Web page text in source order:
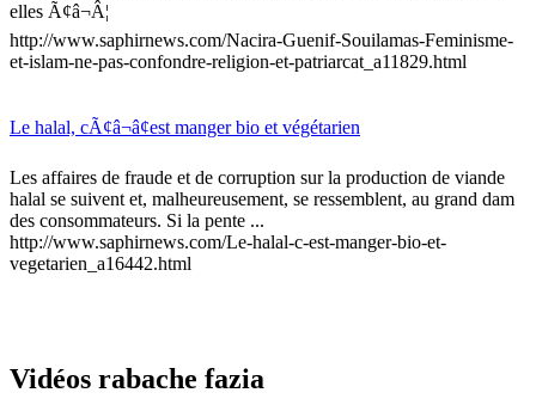
elles Ã¢â¬Â¦
http://www.saphirnews.com/Nacira-Guenif-Souilamas-Feminisme-
et-islam-ne-pas-confondre-religion-et-patriarcat_a11829.html
Le halal, cÃ¢â¬â¢est manger bio et végétarien
Les affaires de fraude et de corruption sur la production de viande
halal se suivent et, malheureusement, se ressemblent, au grand dam
des consommateurs. Si la pente ...
http://www.saphirnews.com/Le-halal-c-est-manger-bio-et-
vegetarien_a16442.html
Vidéos rabache fazia